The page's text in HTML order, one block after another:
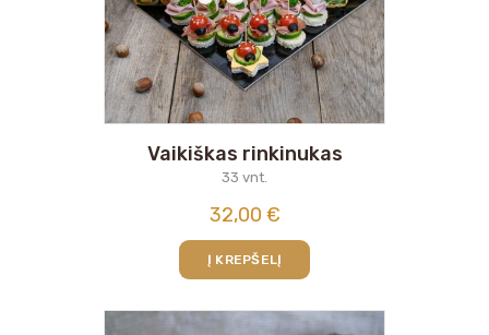
Vaikiškas rinkinukas
33 vnt.
32,00 €
Į KREPŠELĮ